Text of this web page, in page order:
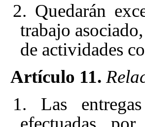
2. Quedarán
trabajo
de actividades
Artículo 11.
1. Las